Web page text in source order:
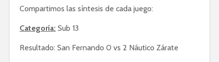
Compartimos las síntesis de cada juego:
Categoría: Sub 13
Resultado: San Fernando 0 vs 2 Náutico Zárate